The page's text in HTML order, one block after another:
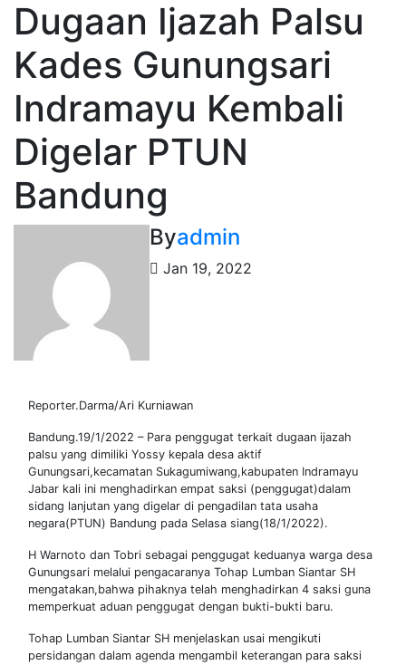
Dugaan Ijazah Palsu
Kades Gunungsari
Indramayu Kembali
Digelar PTUN
Bandung
Byadmin
Jan 19, 2022
Reporter.Darma/Ari Kurniawan
Bandung.19/1/2022 – Para penggugat terkait dugaan ijazah
palsu yang dimiliki Yossy kepala desa aktif
Gunungsari,kecamatan Sukagumiwang,kabupaten Indramayu
Jabar kali ini menghadirkan empat saksi (penggugat)dalam
sidang lanjutan yang digelar di pengadilan tata usaha
negara(PTUN) Bandung pada Selasa siang(18/1/2022).
H Warnoto dan Tobri sebagai penggugat keduanya warga desa
Gunungsari melalui pengacaranya Tohap Lumban Siantar SH
mengatakan,bahwa pihaknya telah menghadirkan 4 saksi guna
memperkuat aduan penggugat dengan bukti-bukti baru.
Tohap Lumban Siantar SH menjelaskan usai mengikuti
persidangan dalam agenda mengambil keterangan para saksi